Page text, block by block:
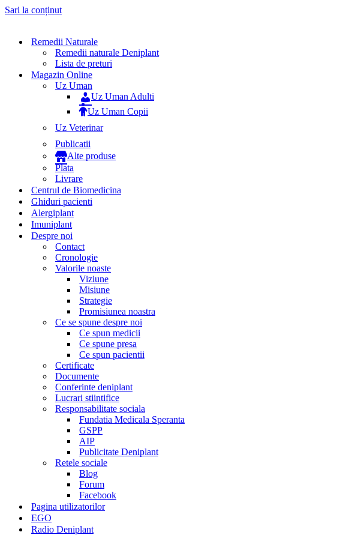
Sari la conținut
Remedii Naturale
Remedii naturale Deniplant
Lista de preturi
Magazin Online
Uz Uman
Uz Uman Adulti
Uz Uman Copii
Uz Veterinar
Publicatii
Alte produse
Plata
Livrare
Centrul de Biomedicina
Ghiduri pacienti
Alergiplant
Imuniplant
Despre noi
Contact
Cronologie
Valorile noaste
Viziune
Misiune
Strategie
Promisiunea noastra
Ce se spune despre noi
Ce spun medicii
Ce spune presa
Ce spun pacientii
Certificate
Documente
Conferinte deniplant
Lucrari stiintifice
Responsabilitate sociala
Fundatia Medicala Speranta
GSPP
AIP
Publicitate Deniplant
Retele sociale
Blog
Forum
Facebook
Pagina utilizatorilor
EGO
Radio Deniplant